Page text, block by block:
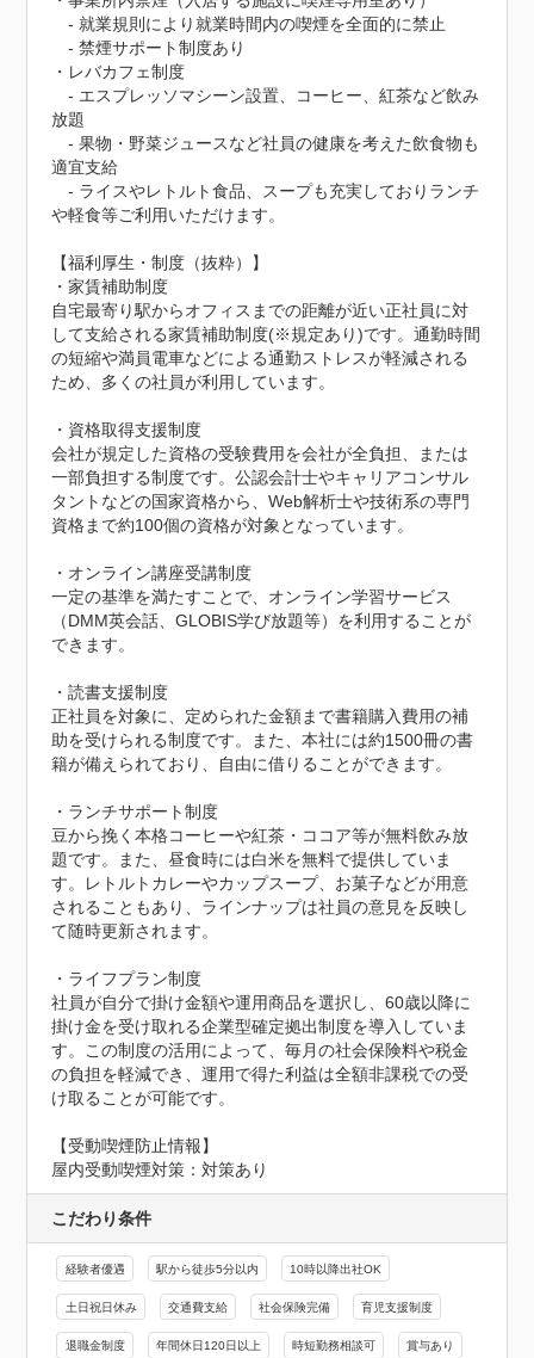
- 就業規則により就業時間内の喫煙を全面的に禁止
- 禁煙サポート制度あり
・レバカフェ制度
- エスプレッソマシーン設置、コーヒー、紅茶など飲み
放題
- 果物・野菜ジュースなど社員の健康を考えた飲食物も
適宜支給
- ライスやレトルト食品、スープも充実しておりランチ
や軽食等ご利用いただけます。
【福利厚生・制度（抜粋）】
・家賃補助制度
自宅最寄り駅からオフィスまでの距離が近い正社員に対
して支給される家賃補助制度(※規定あり)です。通勤時間
の短縮や満員電車などによる通勤ストレスが軽減される
ため、多くの社員が利用しています。
・資格取得支援制度
会社が規定した資格の受験費用を会社が全負担、または
一部負担する制度です。公認会計士やキャリアコンサル
タントなどの国家資格から、Web解析士や技術系の専門
資格まで約100個の資格が対象となっています。
・オンライン講座受講制度
一定の基準を満たすことで、オンライン学習サービス
（DMM英会話、GLOBIS学び放題等）を利用することが
できます。
・読書支援制度
正社員を対象に、定められた金額まで書籍購入費用の補
助を受けられる制度です。また、本社には約1500冊の書
籍が備えられており、自由に借りることができます。
・ランチサポート制度
豆から挽く本格コーヒーや紅茶・ココア等が無料飲み放
題です。また、昼食時には白米を無料で提供していま
す。レトルトカレーやカップスープ、お菓子などが用意
されることもあり、ラインナップは社員の意見を反映し
て随時更新されます。
・ライフプラン制度
社員が自分で掛け金額や運用商品を選択し、60歳以降に
掛け金を受け取れる企業型確定拠出制度を導入していま
す。この制度の活用によって、毎月の社会保険料や税金
の負担を軽減でき、運用で得た利益は全額非課税での受
け取ることが可能です。
【受動喫煙防止情報】
屋内受動喫煙対策：対策あり
こだわり条件
経験者優遇 駅から徒歩5分以内 10時以降出社OK
土日祝日休み 交通費支給 社会保険完備 育児支援制度
退職金制度 年間休日120日以上 時短勤務相談可 賞与あり